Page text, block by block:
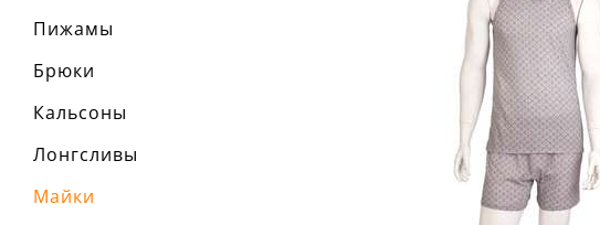
Пижамы
Брюки
Кальсоны
Лонгсливы
Майки